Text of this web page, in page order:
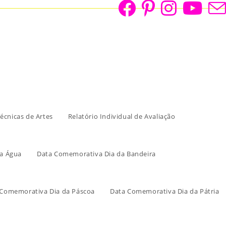
de Artes Relatório Individual de Avaliação
Água Data Comemorativa Dia da Bandeira
Dia da Páscoa Data Comemorativa Dia da Pátria